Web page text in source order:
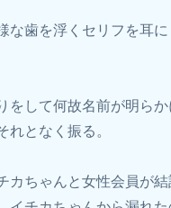
な歯を浮くセリフを耳
をして何故名前が明ら
れとなく振る。
カちゃんと女性会員が